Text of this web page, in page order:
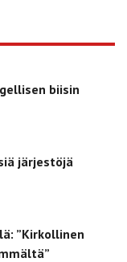
biisin
järjestöjä
”Kirkollinen